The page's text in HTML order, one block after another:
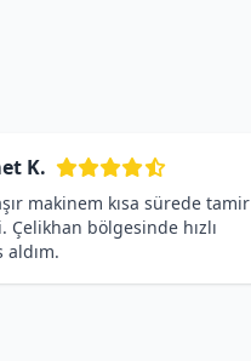
K.
makinem kısa sürede tamir
Çelikhan bölgesinde hızlı
aldım.